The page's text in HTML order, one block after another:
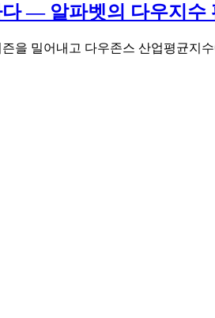
— 알파벳의 다우지수
을 밀어내고 다우존스 산업평균지